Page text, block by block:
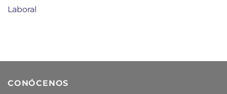
Laboral
CONÓCENOS